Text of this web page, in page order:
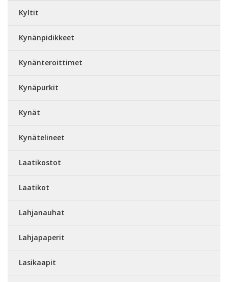
Kyltit
Kynänpidikkeet
Kynänteroittimet
Kynäpurkit
Kynät
Kynätelineet
Laatikostot
Laatikot
Lahjanauhat
Lahjapaperit
Lasikaapit